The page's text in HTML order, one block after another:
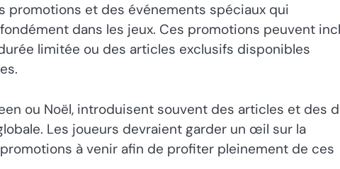
promotions et des événements spéciaux qui
dans les jeux. Ces promotions peuvent
limitée ou des articles exclusifs disponibles
ou Noël, introduisent souvent des articles et des
Les joueurs devraient garder un œil sur la
à venir afin de profiter pleinement de ces